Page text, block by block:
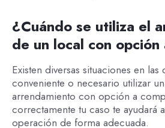
¿Cuándo se utiliza el
de un local con opción
Existen diversas situaciones en
conveniente o necesario utilizar
arrendamiento con opción a
correctamente tu caso te ayudará
operación de forma adecuada.